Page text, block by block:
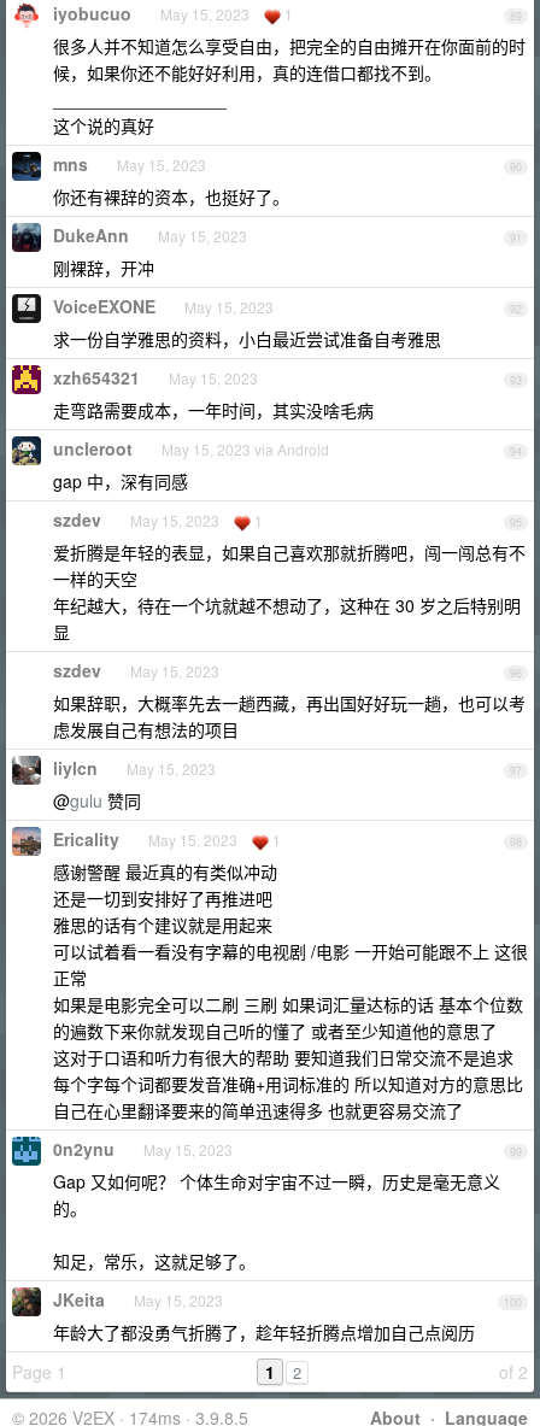
89
iyobucuo May 15, 2023 1
很多人并不知道怎么享受自由，把完全的自由摊开在你面前的时
候，如果你还不能好好利用，真的连借口都找不到。
这个说的真好
90
mns May 15, 2023
你还有裸辞的资本，也挺好了。
91
DukeAnn May 15, 2023
刚裸辞，开冲
92
VoiceEXONE May 15, 2023
求一份自学雅思的资料，小白最近尝试准备自考雅思
93
xzh654321 May 15, 2023
走弯路需要成本，一年时间，其实没啥毛病
94
uncleroot May 15, 2023 via Android
gap 中，深有同感
95
szdev May 15, 2023 1
爱折腾是年轻的表显，如果自己喜欢那就折腾吧，闯一闯总有不
一样的天空
年纪越大，待在一个坑就越不想动了，这种在 30 岁之后特别明
显
96
szdev May 15, 2023
如果辞职，大概率先去一趟西藏，再出国好好玩一趟，也可以考
虑发展自己有想法的项目
97
liylcn May 15, 2023
@gulu 赞同
98
Ericality May 15, 2023 1
感谢警醒 最近真的有类似冲动
还是一切到安排好了再推进吧
雅思的话有个建议就是用起来
可以试着看一看没有字幕的电视剧 /电影 一开始可能跟不上 这很
正常
如果是电影完全可以二刷 三刷 如果词汇量达标的话 基本个位数
的遍数下来你就发现自己听的懂了 或者至少知道他的意思了
这对于口语和听力有很大的帮助 要知道我们日常交流不是追求
每个字每个词都要发音准确+用词标准的 所以知道对方的意思比
自己在心里翻译要来的简单迅速得多 也就更容易交流了
99
0n2ynu May 15, 2023
Gap 又如何呢？ 个体生命对宇宙不过一瞬，历史是毫无意义
的。
知足，常乐，这就足够了。
100
JKeita May 15, 2023
年龄大了都没勇气折腾了，趁年轻折腾点增加自己点阅历
Page 1
of 2
1 2
About · Language
© 2026 V2EX · 174ms · 3.9.8.5